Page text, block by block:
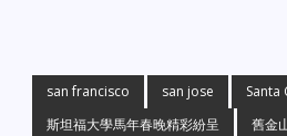
san francisco san jose
Santa
斯坦福大學馬年春晚精彩紛呈
舊金